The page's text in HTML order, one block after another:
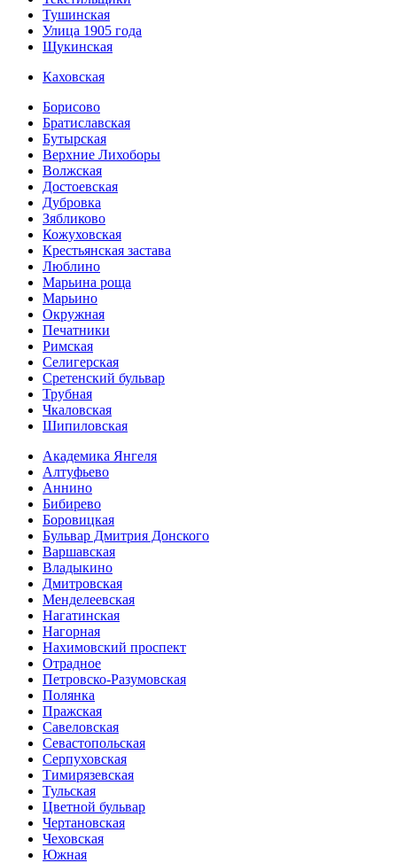
Тушинская
Улица 1905 года
Щукинская
Каховская
Борисово
Братиславская
Бутырская
Верхние Лихоборы
Волжская
Достоевская
Дубровка
Зябликово
Кожуховская
Крестьянская застава
Люблино
Марьина роща
Марьино
Окружная
Печатники
Римская
Селигерская
Сретенский бульвар
Трубная
Чкаловская
Шипиловская
Академика Янгеля
Алтуфьево
Аннино
Бибирево
Боровицкая
Бульвар Дмитрия Донского
Варшавская
Владыкино
Дмитровская
Менделеевская
Нагатинская
Нагорная
Нахимовский проспект
Отрадное
Петровско-Разумовская
Полянка
Пражская
Савеловская
Севасто­польская
Серпуховская
Тимирязевская
Тульская
Цветной бульвар
Чертановская
Чеховская
Южная